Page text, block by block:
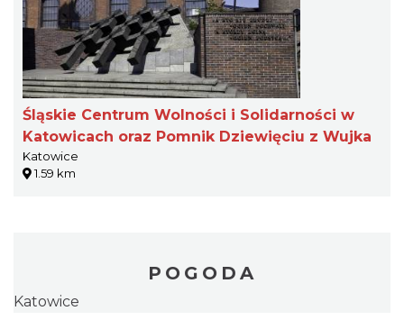
Śląskie Centrum Wolności i Solidarności w
Katowicach oraz Pomnik Dziewięciu z Wujka
Katowice
1.59 km
POGODA
Katowice